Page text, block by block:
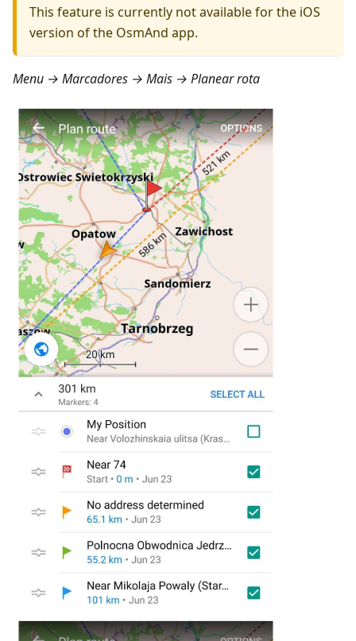
This feature is currently not available for the iOS
version of the OsmAnd app.
Menu → Marcadores → Mais → Planear rota